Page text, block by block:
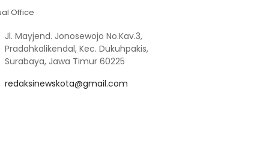
Office
Jl. Mayjend. Jonosewojo No.Kav.3,
Pradahkalikendal, Kec. Dukuhpakis,
Surabaya, Jawa Timur 60225
redaksinewskota@gmail.com